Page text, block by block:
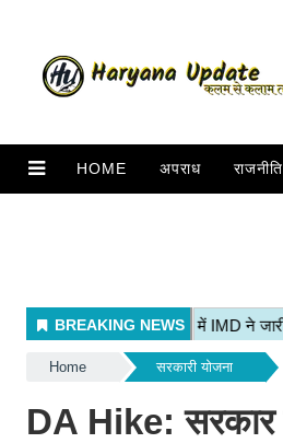
HOME अपराध राजनीति
Home सरकारी योजना
DA Hike: सरकार